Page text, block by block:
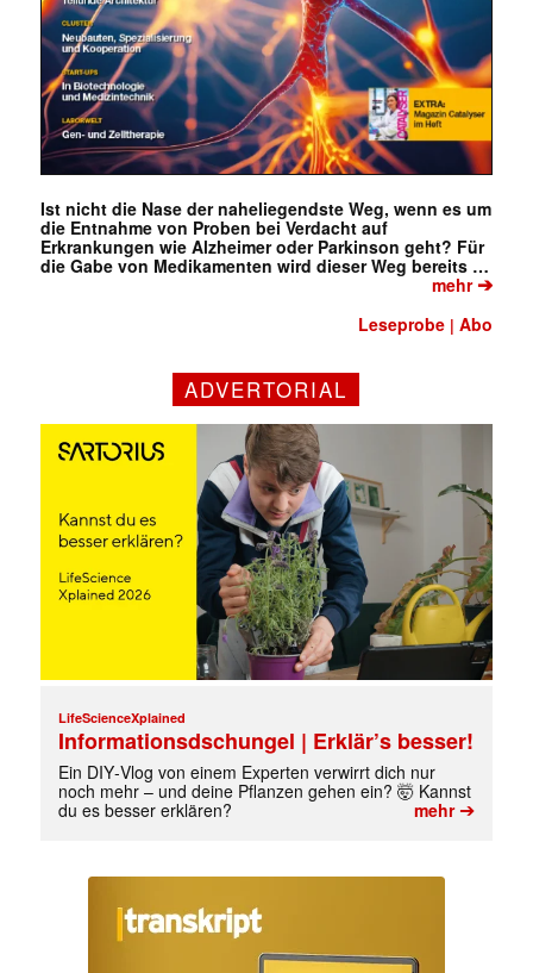
Ist nicht die Nase der naheliegendste Weg, wenn es um
die Entnahme von Proben bei Verdacht auf
Erkrankungen wie Alzheimer oder Parkinson geht? Für
die Gabe von Medikamenten wird dieser Weg bereits …
mehr➔
Leseprobe |Abo
ADVERTORIAL
LifeScienceXplained
Informationsdschungel | Erklär’s besser!
Ein DIY‑Vlog von einem Experten verwirrt dich nur
noch mehr – und deine Pflanzen gehen ein? 🤯 Kannst
du es besser erklären?
mehr➔